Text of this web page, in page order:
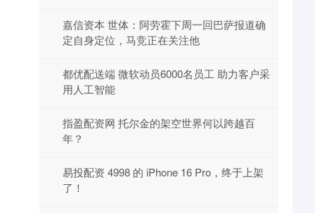
嘉信资本 世体：阿劳霍下周一回巴萨报道确
定自身定位，马竞正在关注他
都优配送端 微软动员6000名员工 助力客户采
用人工智能
指盈配资网 托尔金的架空世界何以跨越百
年？
易投配资 4998 的 iPhone 16 Pro，终于上架
了！